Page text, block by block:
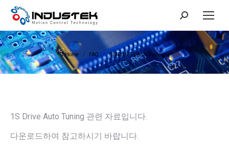
Search:
You are here:
Home FAQ OMRON 1S Auto Tuning
1S Drive Auto Tuning 관련 자료입니다.
다운로드하여 참고하시기 바랍니다.